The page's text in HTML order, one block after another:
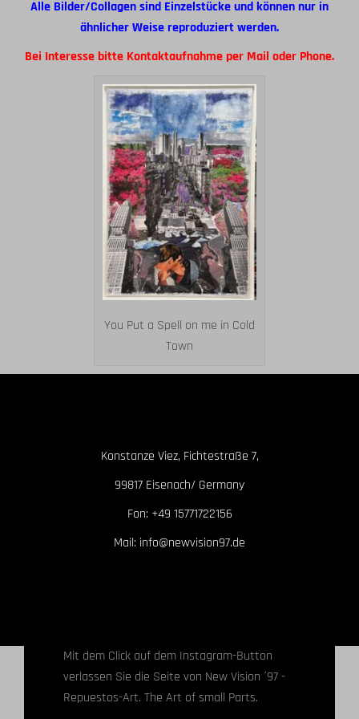
Alle Bilder/Collagen sind Einzelstücke und können nur in
ähnlicher Weise reproduziert werden.
Bei Interesse bitte Kontaktaufnahme per Mail oder Phone.
You Put a Spell on me in Cold
Town
Konstanze Viez, Fichtestraße 7,
99817 Eisenach/ Germany
Fon: +49 15771722156
Mail: info@newvision97.de
Mit dem Click auf dem Instagram-Button
verlassen Sie die Seite von New Vision ´97 -
Repuestos-Art. The Art of small Parts.